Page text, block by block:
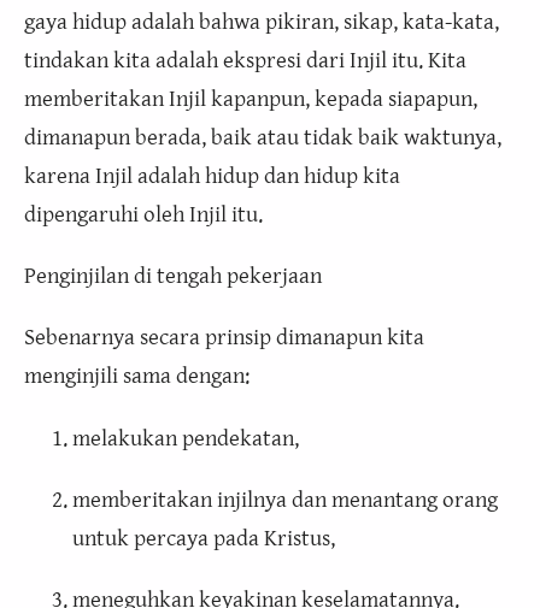
gaya hidup adalah bahwa pikiran, sikap, kata-kata,
tindakan kita adalah ekspresi dari Injil itu. Kita
memberitakan Injil kapanpun, kepada siapapun,
dimanapun berada, baik atau tidak baik waktunya,
karena Injil adalah hidup dan hidup kita
dipengaruhi oleh Injil itu.
Penginjilan di tengah pekerjaan
Sebenarnya secara prinsip dimanapun kita
menginjili sama dengan:
melakukan pendekatan,
memberitakan injilnya dan menantang orang
untuk percaya pada Kristus,
meneguhkan keyakinan keselamatannya.